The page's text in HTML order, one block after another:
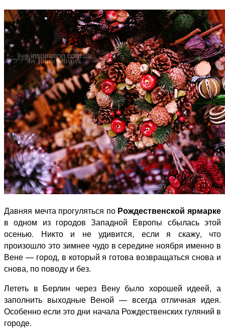
Давняя мечта прогуляться по Рождественской ярмарке
в одном из городов Западной Европы сбылась этой
осенью. Никто и не удивится, если я скажу, что
произошло это зимнее чудо в середине ноября именно в
Вене — город, в который я готова возвращаться снова и
снова, по поводу и без.
Лететь в Берлин через Вену было хорошей идеей, а
заполнить выходные Веной — всегда отличная идея.
Особенно если это дни начала Рождественских гуляний в
городе.